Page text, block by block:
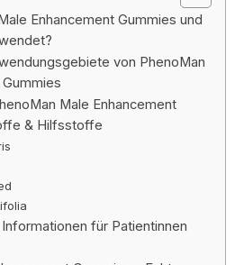
Enhancement Gummies und
von PhenoMan
Male Enhancement
& Hilfsstoffe
für Patientinnen